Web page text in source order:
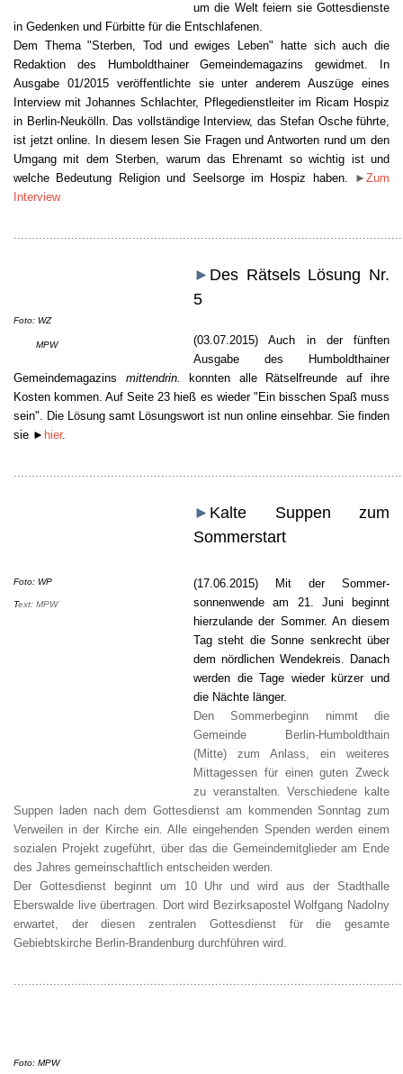
um die Welt feiern sie Gottesdienste
in Gedenken und Fürbitte für die Entschlafenen.
Dem Thema "Sterben, Tod und ewiges Leben" hatte sich auch die
Redaktion des Humboldthainer Gemeindemagazins gewidmet. In
Ausgabe 01/2015 veröffentlichte sie unter anderem Auszüge eines
Interview mit Johannes Schlachter, Pflegedienstleiter im Ricam Hospiz
in Berlin-Neukölln. Das vollständige Interview, das Stefan Osche führte,
ist jetzt online. In diesem lesen Sie Fragen und Antworten rund um den
Umgang mit dem Sterben, warum das Ehrenamt so wichtig ist und
welche Bedeutung Religion und Seelsorge im Hospiz haben.
► Zum
Interview
Foto: WZ
MPW
► Des Rätsels Lösung Nr.
5
(03.07.2015)Auch in der fünften
Ausgabe des Humboldthainer
Gemeindemagazins mittendrin.
konnten alle Rätselfreunde auf ihre
Kosten kommen. Auf Seite 23 hieß es wieder "Ein bisschen Spaß muss
sein". Die Lösung samt Lösungswort ist nun online einsehbar. Sie finden
sie ► hier.
Foto: WP
Text: MPW
► Kalte Suppen zum
Sommerstart
(17.06.2015) Mit der Sommer-
sonnenwende am 21. Juni beginnt
hierzulande der Sommer. An diesem
Tag steht die Sonne senkrecht über
dem nördlichen Wendekreis. Danach
werden die Tage wieder kürzer und
die Nächte länger.
Den Sommerbeginn nimmt die
Gemeinde Berlin-Humboldthain
(Mitte) zum Anlass, ein weiteres
Mittagessen für einen guten Zweck
zu veranstalten. Verschiedene kalte
Suppen laden nach dem Gottesdienst am kommenden Sonntag zum
Verweilen in der Kirche ein. Alle eingehenden Spenden werden einem
sozialen Projekt zugeführt, über das die Gemeindemitglieder am Ende
des Jahres gemeinschaftlich entscheiden werden.
Der Gottesdienst beginnt um 10 Uhr und wird aus der Stadthalle
Eberswalde live übertragen. Dort wird Bezirksapostel Wolfgang Nadolny
erwartet, der diesen zentralen Gottesdienst für die gesamte
Gebiebtskirche Berlin-Brandenburg durchführen wird.
Foto: MPW